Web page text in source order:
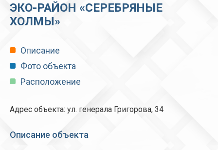
ЭКО-РАЙОН «СЕРЕБРЯНЫЕ
ХОЛМЫ»
Описание
Фото объекта
Расположение
Адрес объекта: ул. генерала Григорова, 34
Описание объекта